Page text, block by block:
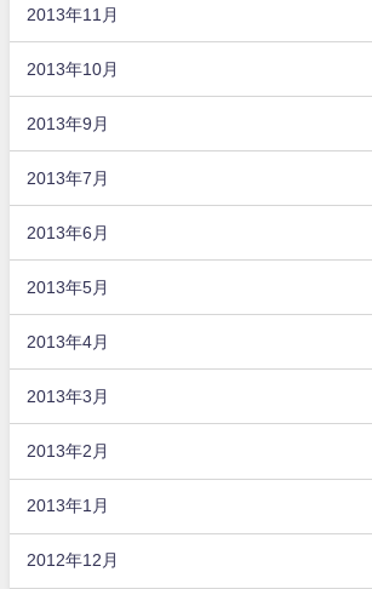
2013年11月
2013年10月
2013年9月
2013年7月
2013年6月
2013年5月
2013年4月
2013年3月
2013年2月
2013年1月
2012年12月